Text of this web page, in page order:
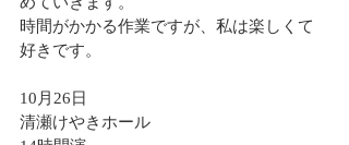
時間がかかる作業ですが、私は楽しくて
好きです。
10月26日
清瀬けやきホール